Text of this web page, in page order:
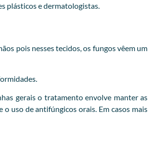
plásticos e dermatologistas.
pois nesses tecidos, os fungos vêem um
gerais o tratamento envolve manter as
uso de antifúngicos orais. Em casos mais